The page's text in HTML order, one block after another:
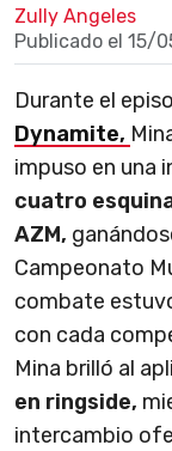
Zully Angeles
Publicado el 15/
Durante el
Dynamite,
impuso en una
cuatro
AZM,
Campeonato
combate
con cada
Mina brilló al
en ringside,
intercambio